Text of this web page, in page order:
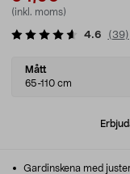
(inkl. moms)
4.6 (39)
Select
variant
Mått
65-110 cm
Gardinskena med